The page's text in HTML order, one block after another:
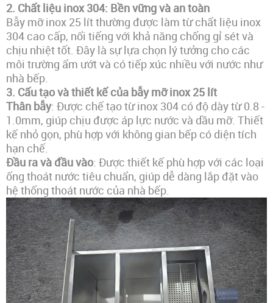
2. Chất liệu inox 304: Bền vững và an toàn
Bẫy mỡ inox 25 lít thường được làm từ chất liệu inox
304 cao cấp, nổi tiếng với khả năng chống gỉ sét và
chịu nhiệt tốt. Đây là sự lựa chọn lý tưởng cho các
môi trường ẩm ướt và có tiếp xúc nhiều với nước như
nhà bếp.
3. Cấu tạo và thiết kế của bẫy mỡ inox 25 lít
Thân bẫy: Được chế tạo từ inox 304 có độ dày từ 0.8 -
1.0mm, giúp chịu được áp lực nước và dầu mỡ. Thiết
kế nhỏ gọn, phù hợp với không gian bếp có diện tích
hạn chế.
Đầu ra và đầu vào: Được thiết kế phù hợp với các loại
ống thoát nước tiêu chuẩn, giúp dễ dàng lắp đặt vào
hệ thống thoát nước của nhà bếp.